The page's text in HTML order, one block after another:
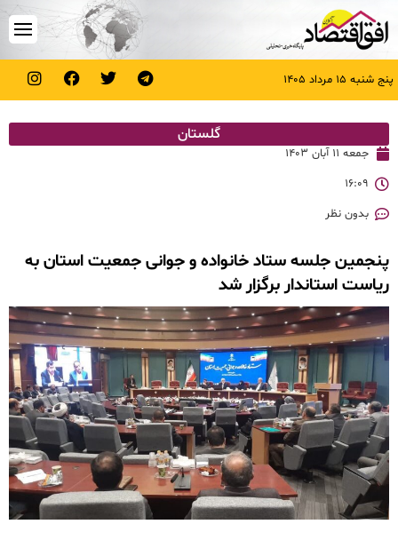
پنج شنبه ۱۵ مرداد ۱۴۰۵
گلستان
جمعه ۱۱ آبان ۱۴۰۳
۱۶:۰۹
بدون نظر
پنجمین جلسه ستاد خانواده و جوانی جمعیت استان به
ریاست استاندار برگزار شد